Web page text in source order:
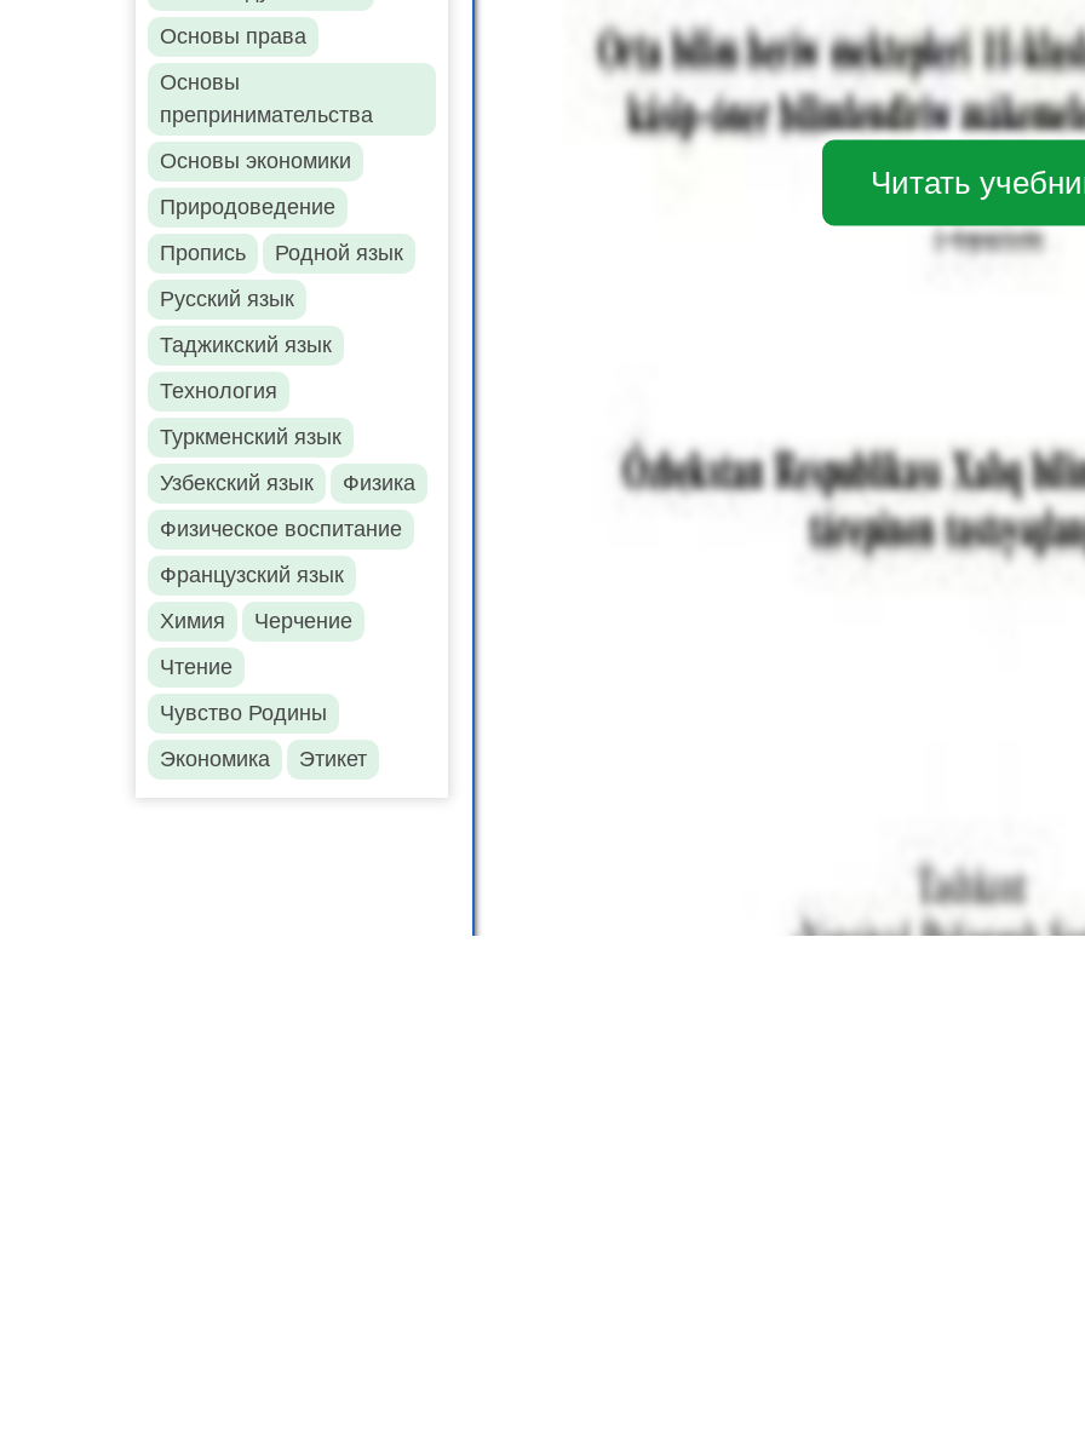
Основы права
Основы
препринимательства
Основы экономики
Природоведение
Пропись
Родной язык
Русский язык
Таджикский язык
Технология
Туркменский язык
Узбекский язык
Физика
Физическое воспитание
Французский язык
Химия
Черчение
Чтение
Чувство Родины
Экономика
Этикет
Читать